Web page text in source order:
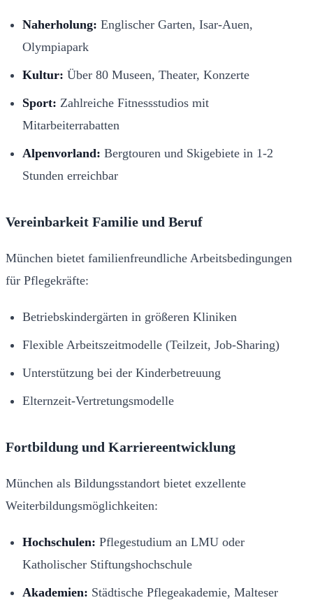
Naherholung: Englischer Garten, Isar-Auen,
Olympiapark
Kultur: Über 80 Museen, Theater, Konzerte
Sport: Zahlreiche Fitnessstudios mit
Mitarbeiterrabatten
Alpenvorland: Bergtouren und Skigebiete in 1-2
Stunden erreichbar
Vereinbarkeit Familie und Beruf
München bietet familienfreundliche Arbeitsbedingungen
für Pflegekräfte:
Betriebskindergärten in größeren Kliniken
Flexible Arbeitszeitmodelle (Teilzeit, Job-Sharing)
Unterstützung bei der Kinderbetreuung
Elternzeit-Vertretungsmodelle
Fortbildung und Karriereentwicklung
München als Bildungsstandort bietet exzellente
Weiterbildungsmöglichkeiten:
Hochschulen: Pflegestudium an LMU oder
Katholischer Stiftungshochschule
Akademien: Städtische Pflegeakademie, Malteser